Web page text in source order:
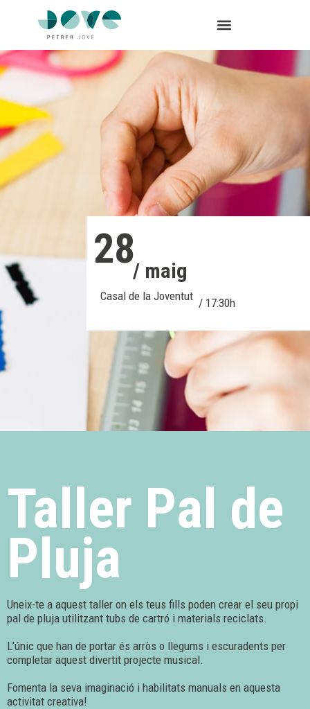
28/ maig
Casal de la Joventut / 17:30h
Taller Pal de
Pluja
Uneix-te a aquest taller on els teus fills poden crear el seu propi
pal de pluja utilitzant tubs de cartró i materials reciclats.
L’únic que han de portar és arròs o llegums i escuradents per
completar aquest divertit projecte musical.
Fomenta la seva imaginació i habilitats manuals en aquesta
activitat creativa!